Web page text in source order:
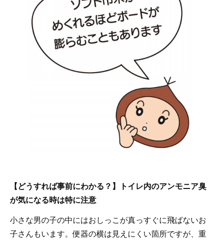
【どうすれば事前にわかる？】トイレ内のアンモニア臭
が気になる時は特に注意
小さな男の子の中にはおしっこが真っすぐに飛ばないお
子さんもいます。便器の横は見えにくい箇所ですが、重